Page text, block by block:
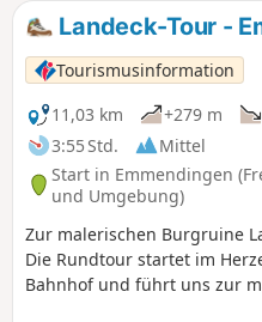
Landeck-Tour -
Tourismusinformation
11,03 km
+279 m
3:55 Std.
Mittel
Start in Emmendingen
und Umgebung)
Zur malerischen Burgruine
Die Rundtour startet im
Bahnhof und führt uns zur